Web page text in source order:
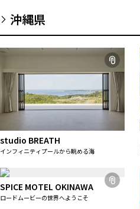
VARIATION
ひとつのスタジオであれもこれも
カフェやオフィスなどロケシーンも
SIZE&PRICE
広さと利用料金で探す
ALL FILTER
すべての選択肢からスタジオを探す
SIZE&PRICE
広さと利用料金で探す
すべての選択肢からスタジオを探す
スタジオ一覧
マップから探す
お気に入り
[R]studioについて
沖縄県
studio BREATH
インフィニティプールから眺める海
SPICE MOTEL OKINAWA
ロードムービーの世界へようこそ